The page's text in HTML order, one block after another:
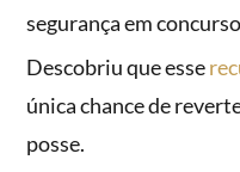
segurança em
Descobriu que esse
única chance de
posse.